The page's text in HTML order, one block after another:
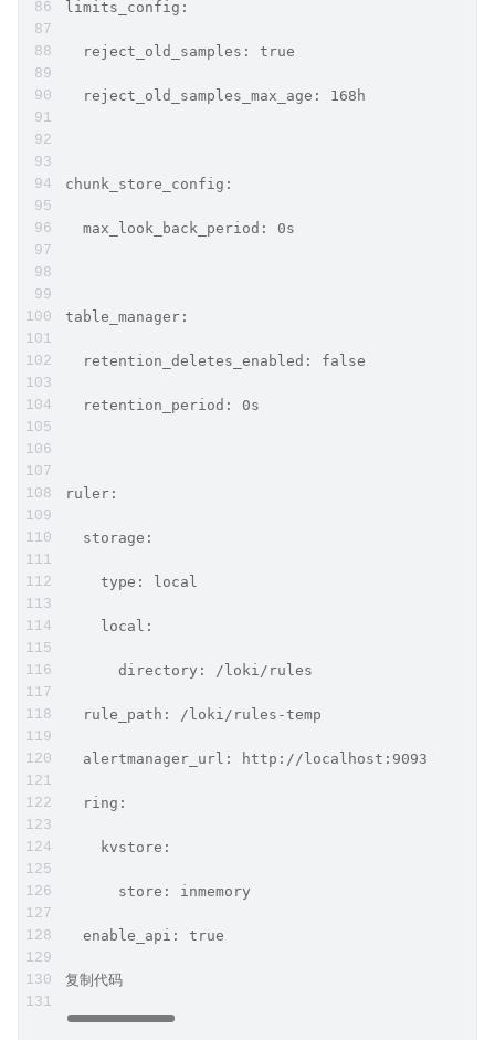
limits_config:
  reject_old_samples: true
  reject_old_samples_max_age: 168h
chunk_store_config:
  max_look_back_period: 0s
table_manager:
  retention_deletes_enabled: false
  retention_period: 0s
ruler:
  storage:
    type: local
    local:
      directory: /loki/rules
  rule_path: /loki/rules-temp
  alertmanager_url: http://localhost:9093
  ring:
    kvstore:
      store: inmemory
  enable_api: true
复制代码